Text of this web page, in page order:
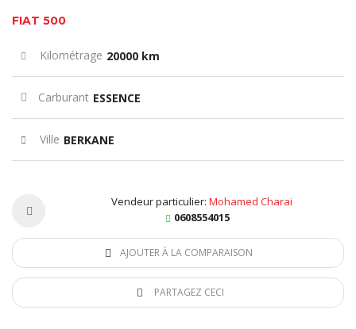
FIAT 500
Kilométrage 20000 km
Carburant ESSENCE
Ville BERKANE
Vendeur particulier: Mohamed Charai
0608554015
AJOUTER À LA COMPARAISON
PARTAGEZ CECI